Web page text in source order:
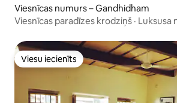
Viesnīcas numurs – Gandhidham
Viesnīcas paradīzes krodziņš · Luksusa
Viesu iecienīts
Viesu iecienīts